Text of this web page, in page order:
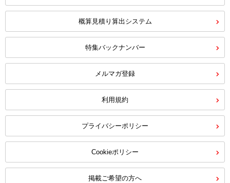
概算見積り算出システム
特集バックナンバー
メルマガ登録
利用規約
プライバシーポリシー
Cookieポリシー
掲載ご希望の方へ